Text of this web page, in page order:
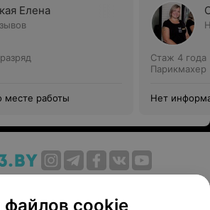
Елена
месте работы
Стаж 4 года
Парикмахер
Нет
маркетинг
Публичный договор
файлов cookie